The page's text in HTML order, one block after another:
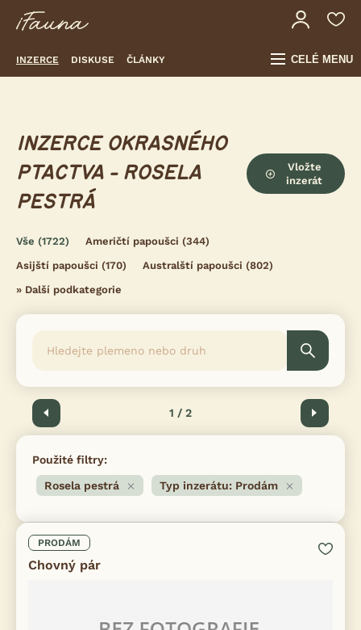
INZERCE DISKUSE ČLÁNKY CELÉ MENU
INZERCE OKRASNÉHO
PTACTVA - ROSELA
PESTRÁ
Vložte
inzerát
Vše (1722) Američtí papoušci (344)
Asijští papoušci (170) Australští papoušci (802)
» Další podkategorie
Předchozí 1 / 2 Další
Použité filtry:
Rosela pestrá
Typ inzerátu: Prodám
PRODÁM
Chovný pár